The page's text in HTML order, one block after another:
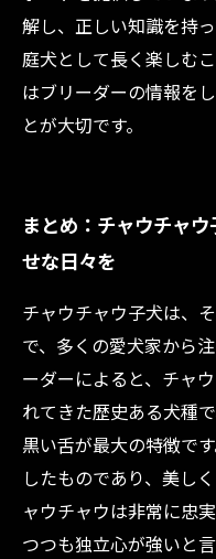
解し、正しい知識を持
庭犬として長く楽しむ
はブリーダーの情報を
とが大切です。
まとめ：チャウチャ
せな日々を
チャウチャウ子犬は、
で、多くの愛犬家から
ーダーによると、チャ
れてきた歴史ある犬種
黒い舌が最大の特徴で
したものであり、美し
ャウチャウは非常に忠
つつも独立心が強いと